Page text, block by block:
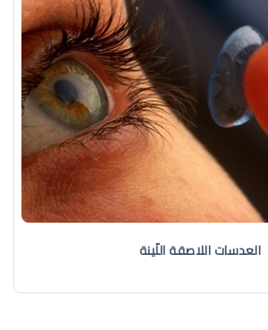
العدسات اللاصقة اللّينة